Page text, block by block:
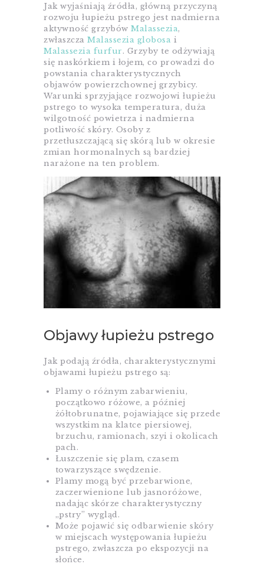
Jak wyjaśniają źródła, główną przyczyną
rozwoju łupieżu pstrego jest nadmierna
aktywność grzybów Malassezia,
zwłaszcza Malassezia globosa i
Malassezia furfur. Grzyby te odżywiają
się naskórkiem i łojem, co prowadzi do
powstania charakterystycznych
objawów powierzchownej grzybicy.
Warunki sprzyjające rozwojowi łupieżu
pstrego to wysoka temperatura, duża
wilgotność powietrza i nadmierna
potliwość skóry. Osoby z
przetłuszczającą się skórą lub w okresie
zmian hormonalnych są bardziej
narażone na ten problem.
Objawy łupieżu pstrego
Jak podają źródła, charakterystycznymi
objawami łupieżu pstrego są:
Plamy o różnym zabarwieniu,
początkowo różowe, a później
żółtobrunatne, pojawiające się przede
wszystkim na klatce piersiowej,
brzuchu, ramionach, szyi i okolicach
pach.
Łuszczenie się plam, czasem
towarzyszące swędzenie.
Plamy mogą być przebarwione,
zaczerwienione lub jasnoróżowe,
nadając skórze charakterystyczny
„pstry” wygląd.
Może pojawić się odbarwienie skóry
w miejscach występowania łupieżu
pstrego, zwłaszcza po ekspozycji na
słońce.